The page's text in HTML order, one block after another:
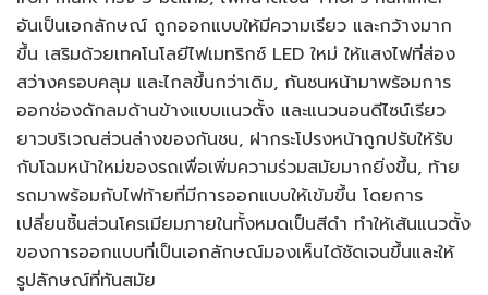
อันเป็นเอกลักษณ์ ถูกออกแบบให้มีความเรียว และกว้างมาก
ขึ้น เสริมด้วยเทคโนโลยีไฟเมทริกซ์ LED ใหม่ ให้แสงไฟที่ส่อง
สว่างครอบคลุม และไกลขึ้นกว่าเดิม, กันชนหน้ามาพร้อมการ
ออกช่องดักลมด้านข้างแบบแนวตั้ง และแนวนอนดีไซน์เรียว
ยาวบริเวณส่วนล่างของกันชน, ฝากระโปรงหน้าถูกปรับให้รับ
กับโฉมหน้าใหม่ของรถเพื่อเพิ่มความร่วมสมัยมากยิ่งขึ้น, ท้าย
รถมาพร้อมกับไฟท้ายที่มีการออกแบบให้เข้มขึ้น โดยการ
เปลี่ยนชิ้นส่วนโครเมียมภายในทั้งหมดเป็นสีดำ ทำให้เส้นแนวตั้ง
ของการออกแบบที่เป็นเอกลักษณ์มองเห็นได้ชัดเจนขึ้นและให้
รูปลักษณ์ที่ทันสมัย